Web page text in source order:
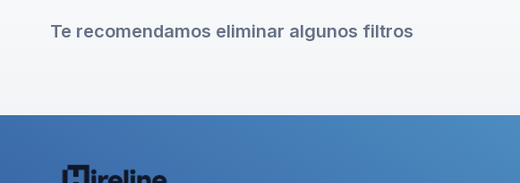
Te recomendamos eliminar algunos filtros